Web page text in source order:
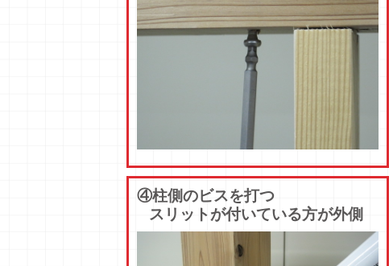
④柱側のビスを打つ
スリットが付いている方が外側